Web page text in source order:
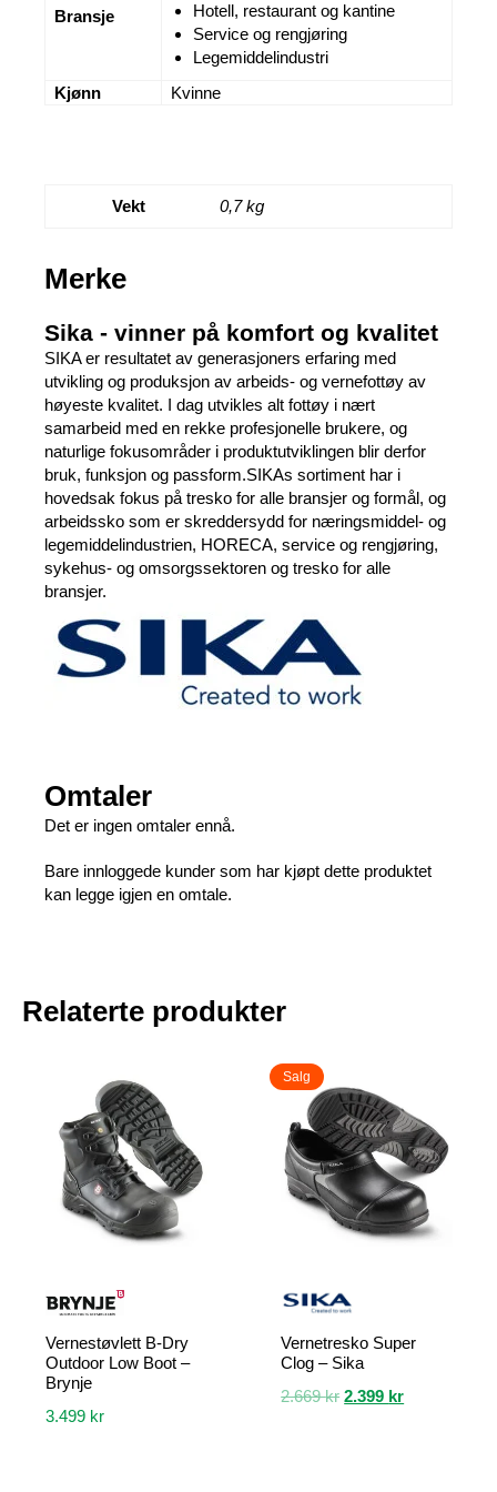
Bransje
Hotell, restaurant og kantine
Service og rengjøring
Legemiddelindustri
Kjønn
Kvinne
Vekt 0,7 kg
Merke
Sika - vinner på komfort og kvalitet
SIKA er resultatet av generasjoners erfaring med
utvikling og produksjon av arbeids- og vernefottøy av
høyeste kvalitet. I dag utvikles alt fottøy i nært
samarbeid med en rekke profesjonelle brukere, og
naturlige fokusområder i produktutviklingen blir derfor
bruk, funksjon og passform.SIKAs sortiment har i
hovedsak fokus på tresko for alle bransjer og formål, og
arbeidssko som er skreddersydd for næringsmiddel- og
legemiddelindustrien, HORECA, service og rengjøring,
sykehus- og omsorgssektoren og tresko for alle
bransjer.
Omtaler
Det er ingen omtaler ennå.
Bare innloggede kunder som har kjøpt dette produktet
kan legge igjen en omtale.
Relaterte produkter
Vernestøvlett B-Dry
Outdoor Low Boot –
Brynje
3.499 kr
Salg
Vernetresko Super
Clog – Sika
2.669kr Opprinnelig
2.399 krNåværende